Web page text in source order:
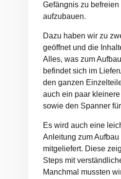
Gefängnis zu befreien
aufzubauen.
Dazu haben wir zu
geöffnet und die
Alles, was zum
befindet sich im
den ganzen
auch ein paar
sowie den Spanner
Es wird auch eine
Anleitung zum
mitgeliefert. Diese
Steps mit
Manchmal mussten